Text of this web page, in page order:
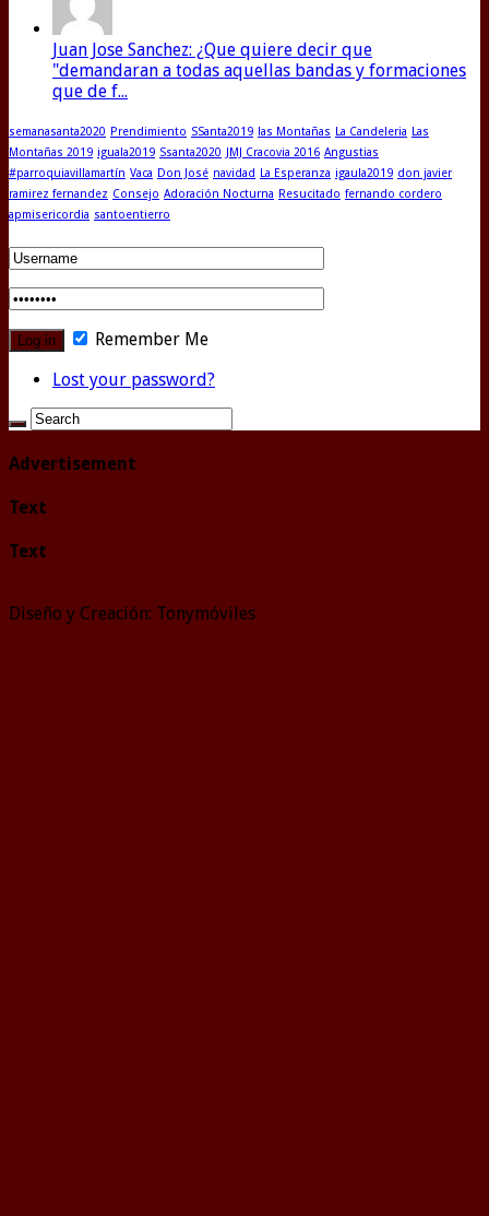
Juan Jose Sanchez: ¿Que quiere decir que
"demandaran a todas aquellas bandas y formaciones
que de f...
semanasanta2020 Prendimiento SSanta2019 las Montañas La Candeleria Las
Montañas 2019 iguala2019 Ssanta2020 JMJ Cracovia 2016 Angustias
#parroquiavillamartín Vaca Don José navidad La Esperanza igaula2019 don javier
ramirez fernandez Consejo Adoración Nocturna Resucitado fernando cordero
apmisericordia santoentierro
Remember Me
Lost your password?
Advertisement
Text
Text
Diseño y Creación: Tonymóviles